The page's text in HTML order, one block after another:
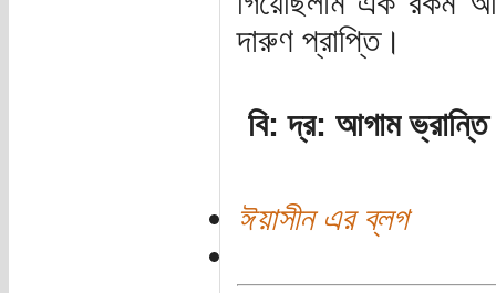
দারুণ প্রাপ্তি।
বি: দ্র: আগাম
ঈয়াসীন এর ব্লগ